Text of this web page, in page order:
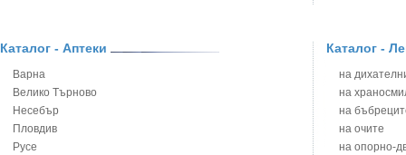
Бронхиална астма при бебето и детето
Варицела
Висока температура на бебето и детето
Възпаление на ушите на бебето и детето
Глисти
Блатен
Блян
Бобови
Божур -
Борови
Босилек -
Каталог - Аптеки
Варна
Велико Търново
Несебър
Пловдив
Русе
Каталог -
на
на
на
на очите
на опорно-